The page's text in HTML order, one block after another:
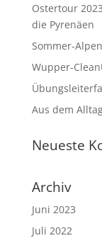
Ostertour
die Pyrenäen
Sommer-
Wupper-
Aus dem
Neueste
Archiv
Juni 2023
Juli 2022